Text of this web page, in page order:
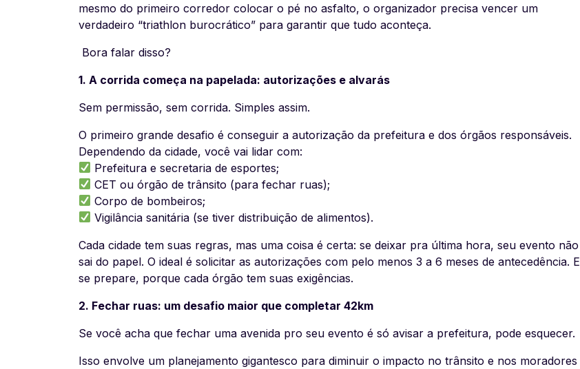
mesmo do primeiro corredor colocar o pé no asfalto, o organizador precisa vencer um
verdadeiro “triathlon burocrático” para garantir que tudo aconteça.
Bora falar disso?
1. A corrida começa na papelada: autorizações e alvarás
Sem permissão, sem corrida. Simples assim.
O primeiro grande desafio é conseguir a autorização da prefeitura e dos órgãos responsáveis.
Dependendo da cidade, você vai lidar com:
Prefeitura e secretaria de esportes;
CET ou órgão de trânsito (para fechar ruas);
Corpo de bombeiros;
Vigilância sanitária (se tiver distribuição de alimentos).
Cada cidade tem suas regras, mas uma coisa é certa: se deixar pra última hora, seu evento não
sai do papel. O ideal é solicitar as autorizações com pelo menos 3 a 6 meses de antecedência. E
se prepare, porque cada órgão tem suas exigências.
2. Fechar ruas: um desafio maior que completar 42km
Se você acha que fechar uma avenida pro seu evento é só avisar a prefeitura, pode esquecer.
Isso envolve um planejamento gigantesco para diminuir o impacto no trânsito e nos moradores